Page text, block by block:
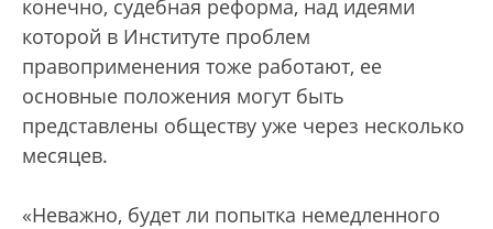
конечно, судебная реформа, над идеями
которой в Институте проблем
правоприменения тоже работают, ее
основные положения могут быть
представлены обществу уже через несколько
месяцев.
«Неважно, будет ли попытка немедленного